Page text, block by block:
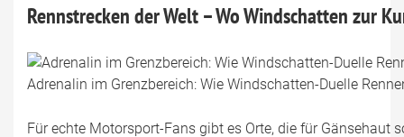
Rennstrecken der Welt – Wo Windschatten zur
Adrenalin im Grenzbereich: Wie Windschatten-Duelle
Für echte Motorsport-Fans gibt es Orte, die für Gänsehaut